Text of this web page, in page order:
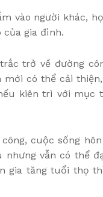
vào người khác,
gia đình.
trở về đường
có thể cải
kiên trì với mục
cuộc sống
vẫn có thể
gia tăng tuổi thọ